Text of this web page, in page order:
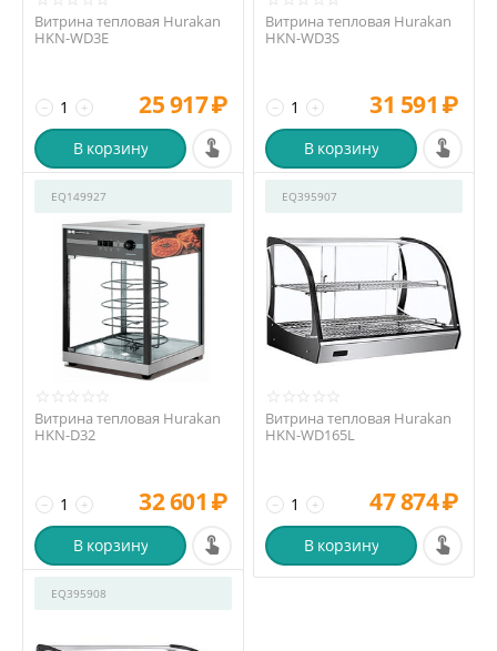
Витрина тепловая Hurakan
HKN-WD3E
+
− 25 917₽
В корзину
Витрина тепловая Hurakan
HKN-WD3S
+
− 31 591 ₽
В корзину
EQ149927
Витрина тепловая Hurakan
HKN-D32
+
− 32 601 ₽
В корзину
EQ395907
Витрина тепловая Hurakan
HKN-WD165L
+
− 47 874₽
В корзину
EQ395908